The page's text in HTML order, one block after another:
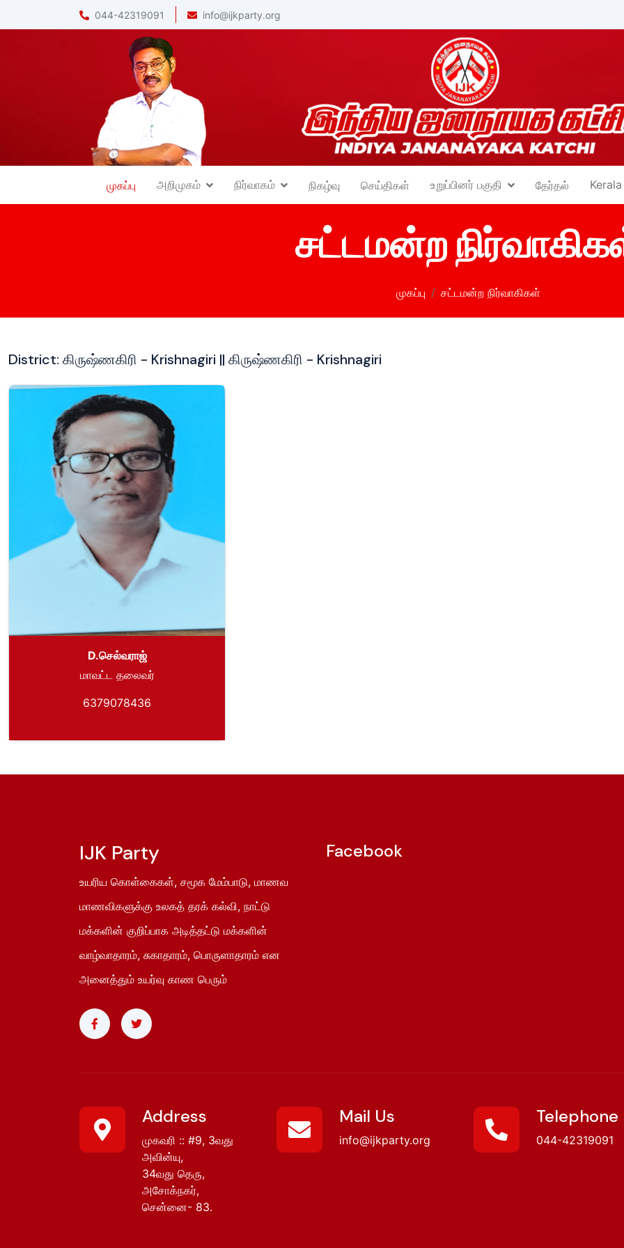
044-42319091 info@ijkparty.org
முகப்பு அறிமுகம் நிர்வாகம் நிகழ்வு செய்திகள் உறுப்பினர் பகுதி தேர்தல் Kerala
சட்டமன்ற
முகப்பு சட்டமன்ற நிர்வாகிகள்
District: கிருஷ்ணகிரி - Krishnagiri || கிருஷ்ணகிரி - Krishnagiri
D.செல்வராஜ்
மாவட்ட தலைவர்
6379078436
IJK Party
உயரிய கொள்கைகள், சமூக மேம்பாடு, மாணவ
மாணவிகளுக்கு உலகத் தரக் கல்வி, நாட்டு
மக்களின் குறிப்பாக அடித்தட்டு மக்களின்
வாழ்வாதாரம், சுகாதாரம், பொருளாதாரம் என
அனைத்தும் உயர்வு காண பெரும்
Facebook
Address
முகவரி :: #9, 3வது
அவின்யு,
34வது தெரு,
அசோக்நகர்,
சென்னை- 83.
Mail Us
info@ijkparty.org
Telephone
044-42319091